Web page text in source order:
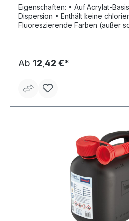
Eigenschaften: • Auf Acrylat-Basis • Lösungsmittelhaltige
Dispersion • Enthält keine chlorierten Lösungsmittel •
Fluoreszierende Farben (außer
Baustellen, Parkplätze • Auf Holz, Rasen, Sand, Kies,
Stahl usw.
Ab 12,42 €*